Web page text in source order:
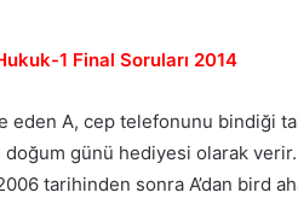
1 Final Soruları 2014
A, cep telefonunu bindiği
doğum günü hediyesi olarak
tarihinden sonra A’dan bird